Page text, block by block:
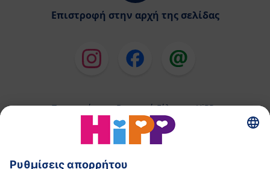
Επιστροφή στην αρχή της σελίδας
Παρασκεύασμα Βρεφικού Γάλακτος HiPP
Παιδικές Τροφές HiPP
HiPP για Νήπια